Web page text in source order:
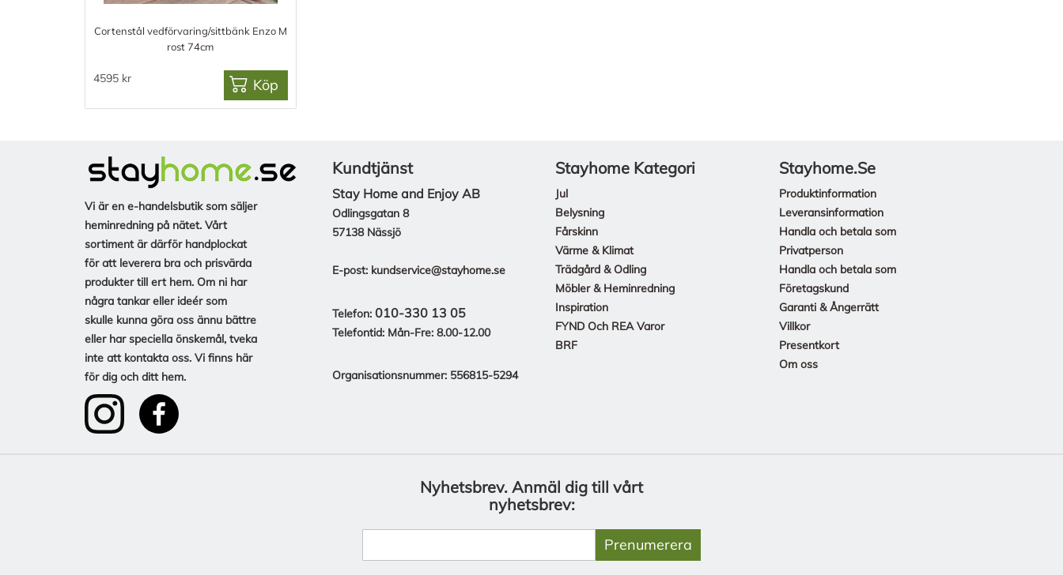
Cortenstål vedförvaring/sittbänk Enzo M
rost 74cm
4595 kr Köp
Vi är en e-handelsbutik som säljer
heminredning på nätet. Vårt
sortiment är därför handplockat
för att leverera bra och prisvärda
produkter till ert hem. Om ni har
några tankar eller ideér som
skulle kunna göra oss ännu bättre
eller har speciella önskemål, tveka
inte att kontakta oss. Vi finns här
för dig och ditt hem.
Kundtjänst
Stay Home and Enjoy AB
Odlingsgatan 8
57138 Nässjö
E-post: kundservice@stayhome.se
Telefon: 010-330 13 05
Telefontid: Mån-Fre: 8.00-12.00
Organisationsnummer: 556815-5294
Stayhome Kategori
Jul
Belysning
Fårskinn
Värme & Klimat
Trädgård & Odling
Möbler & Heminredning
Inspiration
FYND Och REA Varor
BRF
Stayhome.se
Produktinformation
Leveransinformation
Handla och betala som
Privatperson
Handla och betala som
Företagskund
Garanti & Ångerrätt
Villkor
Presentkort
Om oss
Nyhetsbrev. Anmäl dig till vårt
nyhetsbrev:
Prenumerera